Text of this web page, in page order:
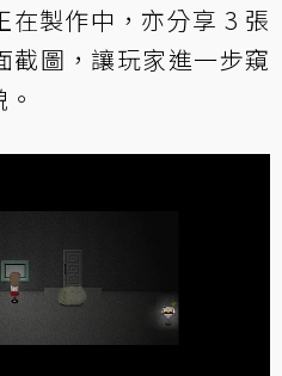
在製作中，亦分享 3 張
截圖，讓玩家進一步窺